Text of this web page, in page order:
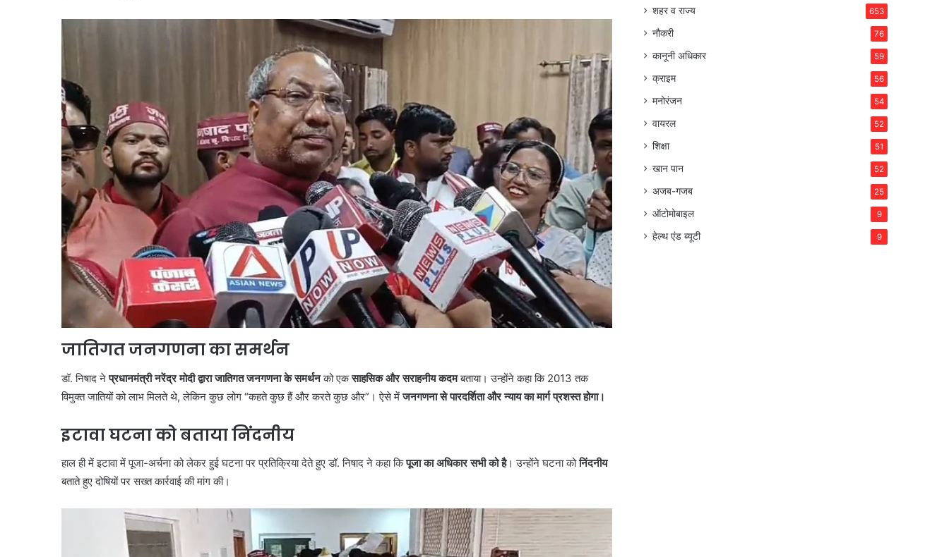
जातिगत जनगणना का समर्थन
डॉ. निषाद नेप्रधानमंत्री नरेंद्र मोदी द्वारा जातिगत जनगणना के समर्थनको एकसाहसिक और सराहनीय कदमबताया। उन्होंने कहा कि 2013 तक
विमुक्त जातियों को लाभ मिलते थे, लेकिन कुछ लोग “कहते कुछ हैं और करते कुछ और”। ऐसे मेंजनगणना से पारदर्शिता और न्याय का मार्ग प्रशस्त होगा।
इटावा घटना को बताया निंदनीय
हाल ही में इटावा में पूजा-अर्चना को लेकर हुई घटना पर प्रतिक्रिया देते हुए डॉ. निषाद ने कहा किपूजा का अधिकार सभी को है। उन्होंने घटना कोनिंदनीय
बताते हुए दोषियों पर सख्त कार्रवाई की मांग की।
शहर व राज्य 653
नौकरी 76
कानूनी अधिकार 59
क्राइम 56
मनोरंजन 54
वायरल 52
शिक्षा 51
खान पान 52
अजब-गजब 25
ऑटोमोबाइल 9
हेल्थ एंड ब्यूटी 9